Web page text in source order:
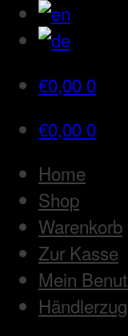
€0,00 0
€0,00 0
Home
Shop
Warenkorb
Zur Kasse
Mein